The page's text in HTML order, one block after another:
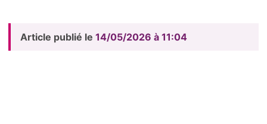
Article publié le 14/05/2026 à 11:04